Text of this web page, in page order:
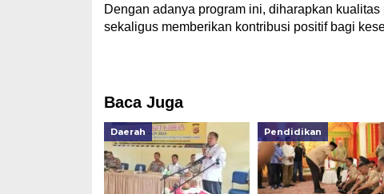
Dengan adanya program ini, diharapkan
sekaligus memberikan kontribusi positif bagi
Baca Juga
Daerah Pendidikan